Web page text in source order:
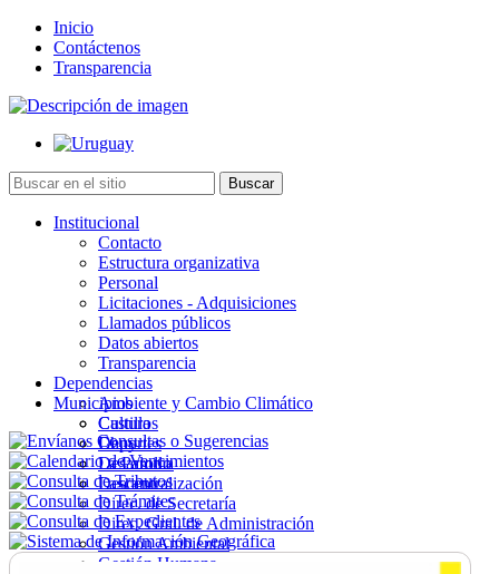
Inicio
Contáctenos
Transparencia
Institucional
Contacto
Estructura organizativa
Personal
Licitaciones - Adquisiciones
Llamados públicos
Datos abiertos
Transparencia
Dependencias
Ambiente y Cambio Climático
Cultura
Deportes
Desarrollo
Descentralización
Direc. de Secretaría
Direc. Gral. de Administración
Gestión Ambiental
Gestión Humana
Municipios
Castillos
Chuy
La Paloma
Lascano